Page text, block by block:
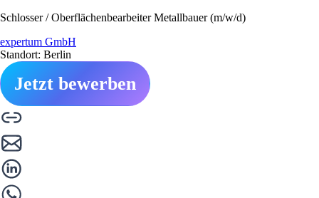
Schlosser / Oberflächenbearbeiter Metallbauer (m/w/d)
expertum GmbH
Standort: Berlin
Jetzt bewerben